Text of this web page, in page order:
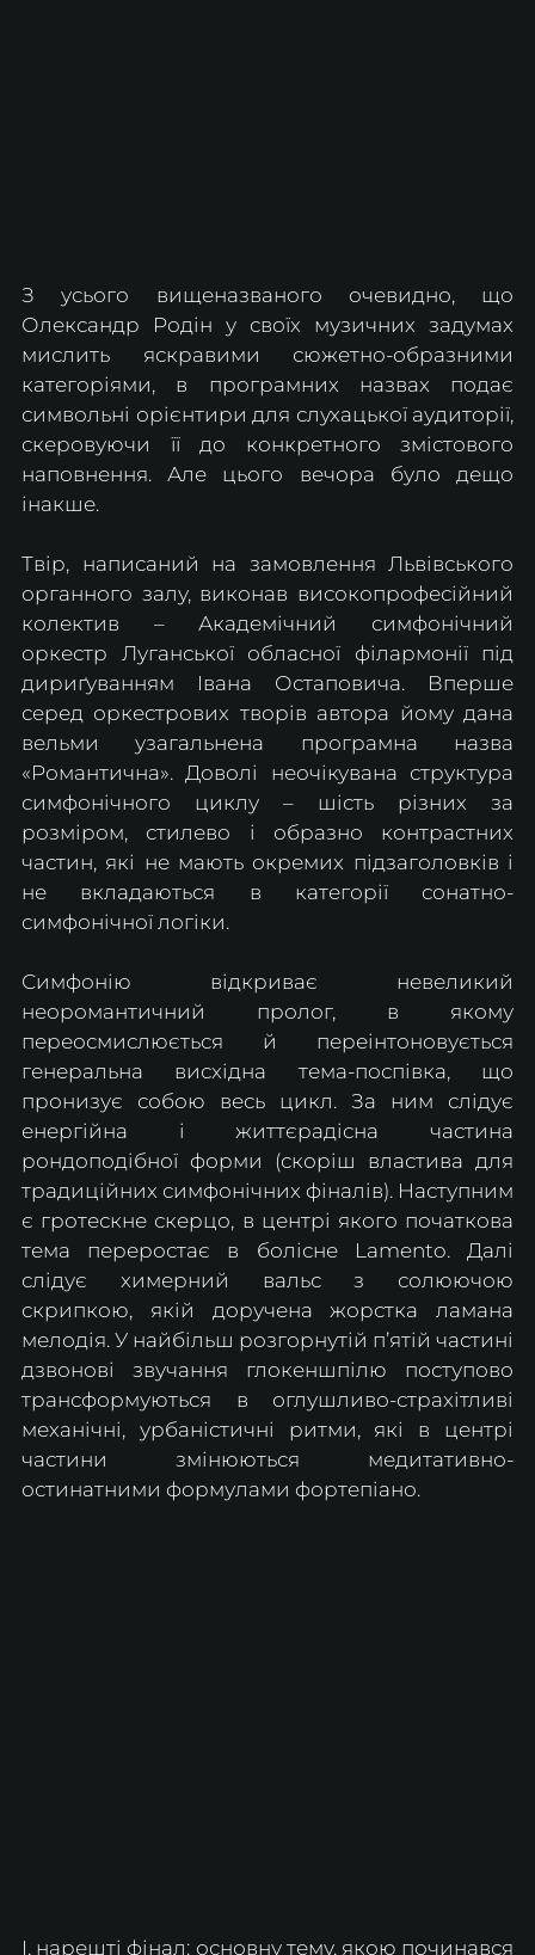
З усього вищеназваного очевидно, що
Олександр Родін у своїх музичних задумах
мислить яскравими сюжетно-образними
категоріями, в програмних назвах подає
символьні орієнтири для слухацької аудиторії,
скеровуючи її до конкретного змістового
наповнення. Але цього вечора було дещо
інакше.
Твір, написаний на замовлення Львівського
органного залу, виконав високопрофесійний
колектив – Академічний симфонічний
оркестр Луганської обласної філармонії під
дириґуванням Івана Остаповича. Вперше
серед оркестрових творів автора йому дана
вельми узагальнена програмна назва
«Романтична». Доволі неочікувана структура
симфонічного циклу – шість різних за
розміром, стилево і образно контрастних
частин, які не мають окремих підзаголовків і
не вкладаються в категорії сонатно-
симфонічної логіки.
Симфонію відкриває невеликий
неоромантичний пролог, в якому
переосмислюється й переінтоновується
генеральна висхідна тема-поспівка, що
пронизує собою весь цикл. За ним слідує
енергійна і життєрадісна частина
рондоподібної форми (скоріш властива для
традиційних симфонічних фіналів). Наступним
є гротескне скерцо, в центрі якого початкова
тема переростає в болісне Lamento. Далі
слідує химерний вальс з солюючою
скрипкою, якій доручена жорстка ламана
мелодія. У найбільш розгорнутій п’ятій частині
дзвонові звучання глокеншпілю поступово
трансформуються в оглушливо-страхітливі
механічні, урбаністичні ритми, які в центрі
частини змінюються медитативно-
остинатними формулами фортепіано.
І, нарешті фінал: основну тему, якою починався